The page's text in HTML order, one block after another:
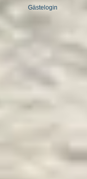
Gästelogin